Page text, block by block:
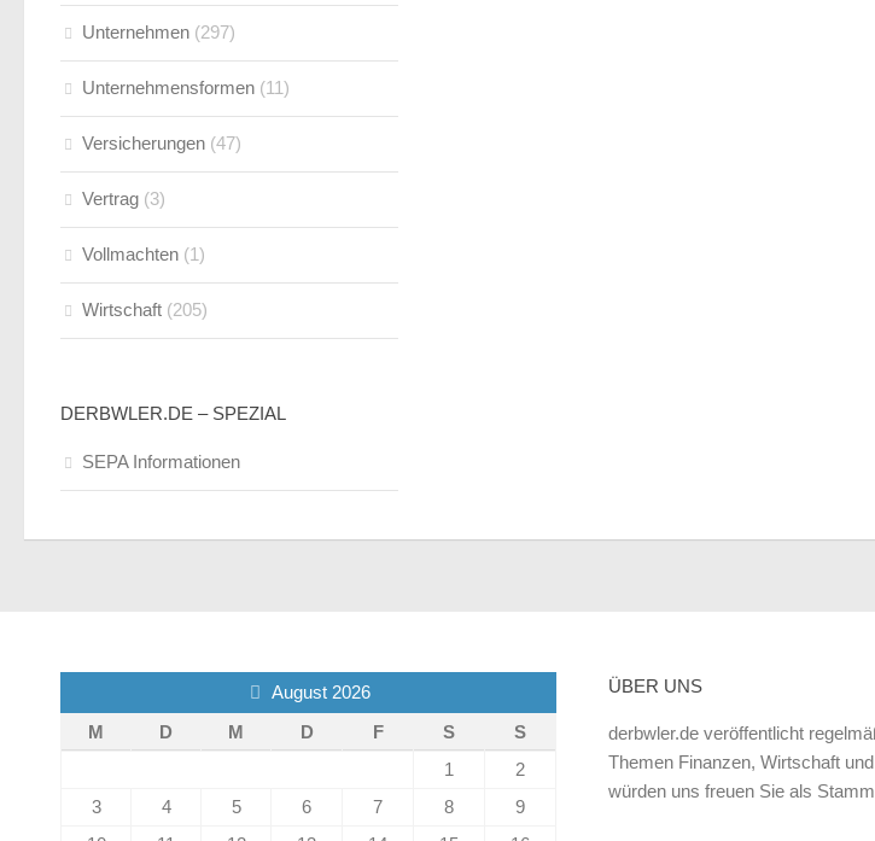
Unternehmen (297)
Unternehmensformen (11)
Versicherungen (47)
Vertrag (3)
Vollmachten (1)
Wirtschaft (205)
DERBWLER.DE – SPEZIAL
SEPA Informationen
August 2026
M
D M D F S
S
1
2
3
4 5 6 7 8
9
ÜBER UNS
derbwler.de veröffentlicht
Themen Finanzen, Wirtschaft
würden uns freuen Sie als